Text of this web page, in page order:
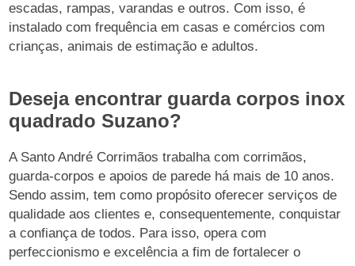
escadas, rampas, varandas e outros. Com isso, é
instalado com frequência em casas e comércios com
crianças, animais de estimação e adultos.
Deseja encontrar guarda corpos inox
quadrado Suzano?
A Santo André Corrimãos trabalha com corrimãos,
guarda-corpos e apoios de parede há mais de 10 anos.
Sendo assim, tem como propósito oferecer serviços de
qualidade aos clientes e, consequentemente, conquistar
a confiança de todos. Para isso, opera com
perfeccionismo e excelência a fim de fortalecer o